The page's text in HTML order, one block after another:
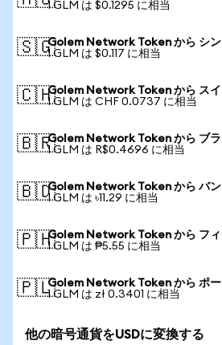
1 GLM は $0.1295 に相当
🇸🇬Golem Network Token から シン
1 GLM は $0.117 に相当
🇨🇭Golem Network Token から スイ
1 GLM は CHF 0.0737 に相当
🇧🇷Golem Network Token から ブラ
1 GLM は R$0.4696 に相当
🇧🇩Golem Network Token から バン
1 GLM は ৳11.29 に相当
🇵🇭Golem Network Token から フィ
1 GLM は ₱5.55 に相当
🇵🇱Golem Network Token から ポー
1 GLM は zł 0.3401 に相当
他の暗号通貨をUSDに変換する